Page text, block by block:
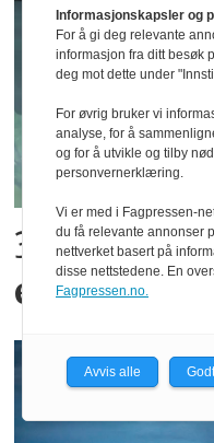
300
epler og
Informasjonskapsler og
For å gi deg relevante
informasjon fra ditt besøk
deg mot dette under
For øvrig bruker vi
analyse, for å
og for å utvikle og tilby
personvernerklæring.
Vi er med i Fagpressen-
du få relevante annonser
nettverket basert på
disse nettstedene. En
Fagpressen.no.
Avvis alle